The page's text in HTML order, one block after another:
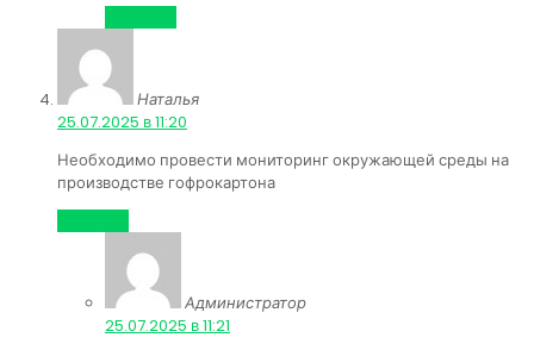
Наталья
25.07.2025 в 11:20
Необходимо провести мониторинг окружающей среды на
производстве гофрокартона
Администратор
25.07.2025 в 11:21